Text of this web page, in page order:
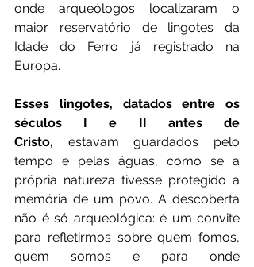
onde arqueólogos localizaram o
maior reservatório de lingotes da
Idade do Ferro já registrado na
Europa.
Esses lingotes, datados entre os
séculos I e II antes de
Cristo, estavam guardados pelo
tempo e pelas águas, como se a
própria natureza tivesse protegido a
memória de um povo. A descoberta
não é só arqueológica: é um convite
para refletirmos sobre quem fomos,
quem somos e para onde